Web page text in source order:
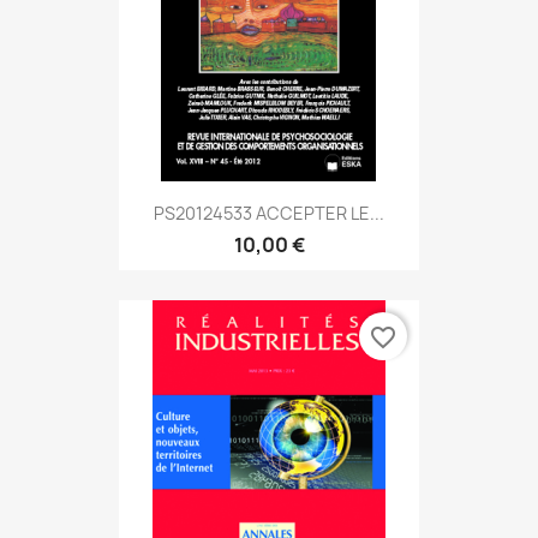
PS20124533 ACCEPTER LE...
10,00 €
favorite_border